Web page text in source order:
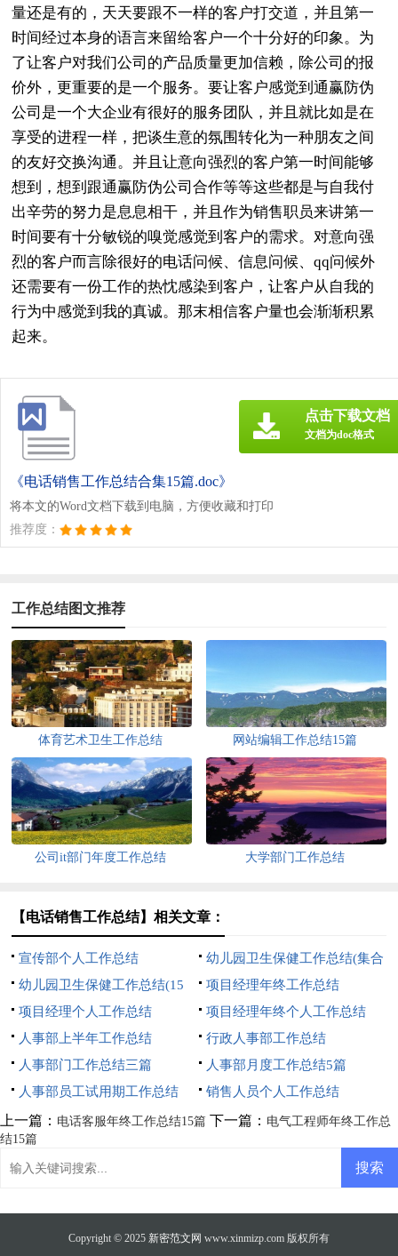
量还是有的，天天要跟不一样的客户打交道，并且第一
时间经过本身的语言来留给客户一个十分好的印象。为
了让客户对我们公司的产品质量更加信赖，除公司的报
价外，更重要的是一个服务。要让客户感觉到通赢防伪
公司是一个大企业有很好的服务团队，并且就比如是在
享受的进程一样，把谈生意的氛围转化为一种朋友之间
的友好交换沟通。并且让意向强烈的客户第一时间能够
想到，想到跟通赢防伪公司合作等等这些都是与自我付
出辛劳的努力是息息相干，并且作为销售职员来讲第一
时间要有十分敏锐的嗅觉感觉到客户的需求。对意向强
烈的客户而言除很好的电话问候、信息问候、qq问候外
还需要有一份工作的热忱感染到客户，让客户从自我的
行为中感觉到我的真诚。那末相信客户量也会渐渐积累
起来。
《电话销售工作总结合集15篇.doc》
将本文的Word文档下载到电脑，方便收藏和打印
推荐度：
点击下载文档
文档为doc格式
工作总结图文推荐
体育艺术卫生工作总结 网站编辑工作总结15篇
公司it部门年度工作总结 大学部门工作总结
【电话销售工作总结】相关文章：
宣传部个人工作总结
幼儿园卫生保健工作总结(集合
15篇)
幼儿园卫生保健工作总结(15
篇)
项目经理年终工作总结
项目经理个人工作总结
项目经理年终个人工作总结
人事部上半年工作总结
行政人事部工作总结
人事部门工作总结三篇
人事部月度工作总结5篇
人事部员工试用期工作总结
销售人员个人工作总结
上一篇： 电话客服年终工作总结15篇 下一篇： 电气工程师年终工作总
结15篇
Copyright © 2025 新密范文网 www.xinmizp.com 版权所有